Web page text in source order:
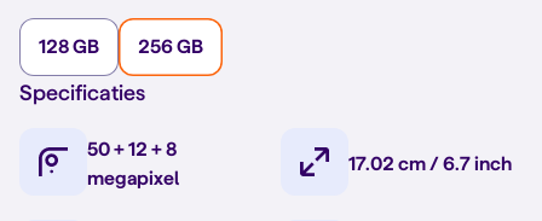
128 GB 256 GB
Specificaties
50 + 12 + 8
megapixel
17.02 cm / 6.7 inch